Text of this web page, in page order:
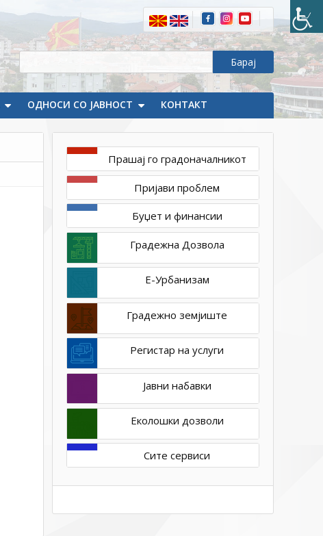
ОДНОСИ СО ЈАВНОСТ КОНТАКТ
878ec9f97e89d57ebd5a8dc517260260-
Прашај го градоначалникот
Пријави проблем
Буџет и финансии
Градежна Дозвола
Е-Урбанизам
Градежно земјиште
Регистар на услуги
Јавни набавки
Еколошки дозволи
Сите сервиси